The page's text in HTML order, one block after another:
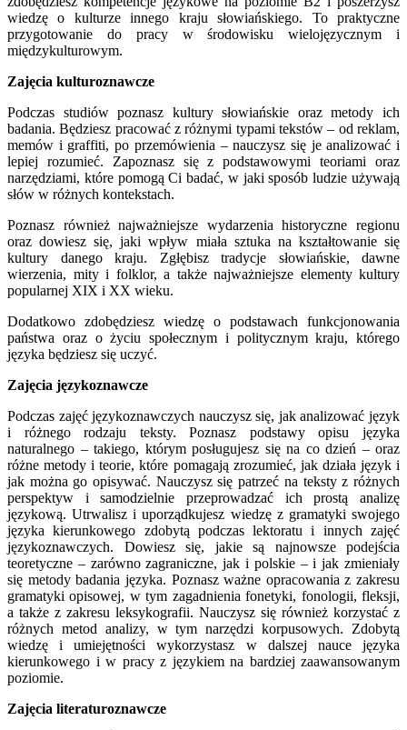
wiedzę o kulturze innego kraju słowiańskiego. To praktyczne
przygotowanie do pracy w środowisku wielojęzycznym i
międzykulturowym.
Zajęcia kulturoznawcze
Podczas studiów poznasz kultury słowiańskie oraz metody ich
badania. Będziesz pracować z różnymi typami tekstów – od reklam,
memów i graffiti, po przemówienia – nauczysz się je analizować i
lepiej rozumieć. Zapoznasz się z podstawowymi teoriami oraz
narzędziami, które pomogą Ci badać, w jaki sposób ludzie używają
słów w różnych kontekstach.
Poznasz również najważniejsze wydarzenia historyczne regionu
oraz dowiesz się, jaki wpływ miała sztuka na kształtowanie się
kultury danego kraju. Zgłębisz tradycje słowiańskie, dawne
wierzenia, mity i folklor, a także najważniejsze elementy kultury
popularnej XIX i XX wieku.
Dodatkowo zdobędziesz wiedzę o podstawach funkcjonowania
państwa oraz o życiu społecznym i politycznym kraju, którego
języka będziesz się uczyć.
Zajęcia językoznawcze
Podczas zajęć językoznawczych nauczysz się, jak analizować język
i różnego rodzaju teksty. Poznasz podstawy opisu języka
naturalnego – takiego, którym posługujesz się na co dzień – oraz
różne metody i teorie, które pomagają zrozumieć, jak działa język i
jak można go opisywać. Nauczysz się patrzeć na teksty z różnych
perspektyw i samodzielnie przeprowadzać ich prostą analizę
językową. Utrwalisz i uporządkujesz wiedzę z gramatyki swojego
języka kierunkowego zdobytą podczas lektoratu i innych zajęć
językoznawczych. Dowiesz się, jakie są najnowsze podejścia
teoretyczne – zarówno zagraniczne, jak i polskie – i jak zmieniały
się metody badania języka. Poznasz ważne opracowania z zakresu
gramatyki opisowej, w tym zagadnienia fonetyki, fonologii, fleksji,
a także z zakresu leksykografii. Nauczysz się również korzystać z
różnych metod analizy, w tym narzędzi korpusowych. Zdobytą
wiedzę i umiejętności wykorzystasz w dalszej nauce języka
kierunkowego i w pracy z językiem na bardziej zaawansowanym
poziomie.
Zajęcia literaturoznawcze